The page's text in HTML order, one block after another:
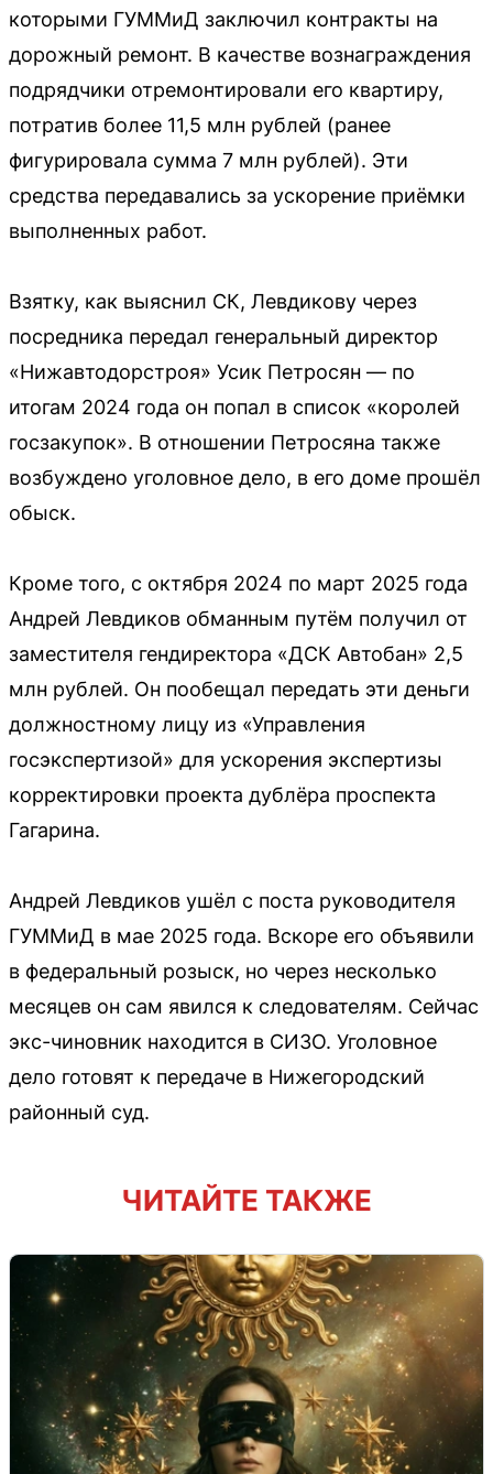
которыми ГУММиД заключил контракты на
дорожный ремонт. В качестве вознаграждения
подрядчики отремонтировали его квартиру,
потратив более 11,5 млн рублей (ранее
фигурировала сумма 7 млн рублей). Эти
средства передавались за ускорение приёмки
выполненных работ.
Взятку, как выяснил СК, Левдикову через
посредника передал генеральный директор
«Нижавтодорстроя» Усик Петросян — по
итогам 2024 года он попал в список «королей
госзакупок». В отношении Петросяна также
возбуждено уголовное дело, в его доме прошёл
обыск.
Кроме того, с октября 2024 по март 2025 года
Андрей Левдиков обманным путём получил от
заместителя гендиректора «ДСК Автобан» 2,5
млн рублей. Он пообещал передать эти деньги
должностному лицу из «Управления
госэкспертизой» для ускорения экспертизы
корректировки проекта дублёра проспекта
Гагарина.
Андрей Левдиков ушёл с поста руководителя
ГУММиД в мае 2025 года. Вскоре его объявили
в федеральный розыск, но через несколько
месяцев он сам явился к следователям. Сейчас
экс-чиновник находится в СИЗО. Уголовное
дело готовят к передаче в Нижегородский
районный суд.
ЧИТАЙТЕ ТАКЖЕ